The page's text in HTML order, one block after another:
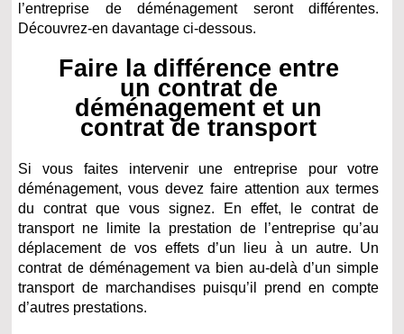
l’entreprise de déménagement seront différentes.
Découvrez-en davantage ci-dessous.
Faire la différence entre
un contrat de
déménagement et un
contrat de transport
Si vous faites intervenir une entreprise pour votre
déménagement, vous devez faire attention aux termes
du contrat que vous signez. En effet, le contrat de
transport ne limite la prestation de l’entreprise qu’au
déplacement de vos effets d’un lieu à un autre. Un
contrat de déménagement va bien au-delà d’un simple
transport de marchandises puisqu’il prend en compte
d’autres prestations.